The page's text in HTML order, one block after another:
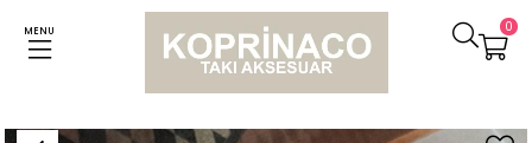
MENU 0
Küpeler Özel Kaplama Renkli Baget Taşlı Ear Cuff Küpe